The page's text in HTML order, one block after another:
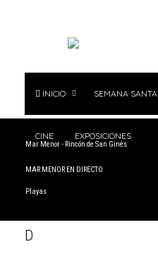
INICIO SEMANA SANTA
CINE EXPOSICIONES
Mar Menor - Rincón de San Ginés
MAR MENOR EN DIRECTO
Playas
D